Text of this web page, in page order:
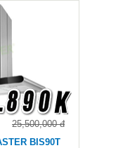
25,500,000 đ
BIS90T